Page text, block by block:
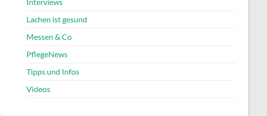
Lachen ist gesund
Messen & Co
PflegeNews
Tipps und Infos
Videos